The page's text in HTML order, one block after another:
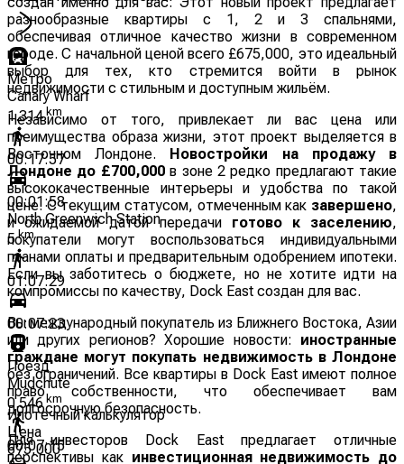
разнообразные квартиры с 1, 2 и 3 спальнями,
обеспечивая отличное качество жизни в современном
городе. С начальной ценой всего £675,000, это идеальный
выбор для тех, кто стремится войти в рынок
недвижимости с стильным и доступным жильём.
Независимо от того, привлекает ли вас цена или
преимущества образа жизни, этот проект выделяется в
Восточном Лондоне.
Новостройки на продажу в
Лондоне до £700,000в зоне 2 редко предлагают такие
высококачественные интерьеры и удобства по такой
цене. С текущим статусом, отмеченным как завершено,
и ожидаемой датой передачи готово к заселению,
покупатели могут воспользоваться индивидуальными
планами оплаты и предварительным одобрением ипотеки.
Если вы заботитесь о бюджете, но не хотите идти на
компромиссы по качеству, Dock East создан для вас.
Вы международный покупатель из Ближнего Востока, Азии
или других регионов? Хорошие новости: иностранные
граждане могут покупать недвижимость в Лондоне
без ограничений. Все квартиры в Dock East имеют полное
право собственности, что обеспечивает вам
долгосрочную безопасность.
Для инвесторов Dock East предлагает отличные
перспективы как инвестиционная недвижимость до
Метро
Canary Wharf
1.314 km
00:17:57
00:01:58
North Greenwich Station
5km
01:07:29
00:07:23
Поезд
Mudchute
0.546km
00:07:15
Ипотечный калькулятор
Цена
675,000